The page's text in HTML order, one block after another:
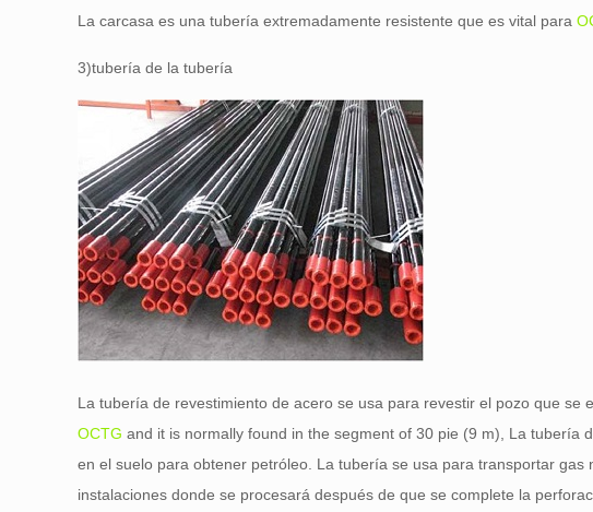
La carcasa es una tubería extremadamente resistente que es vital para
3)tubería de la tubería
La tubería de revestimiento de acero se usa para revestir el pozo que
OCTG and it is normally found in the segment of 30 pie (9 m), La tubería
en el suelo para obtener petróleo. La tubería se usa para transportar
instalaciones donde se procesará después de que se complete la